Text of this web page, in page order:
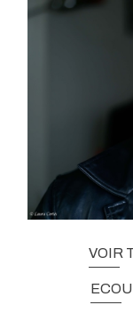
VOIR